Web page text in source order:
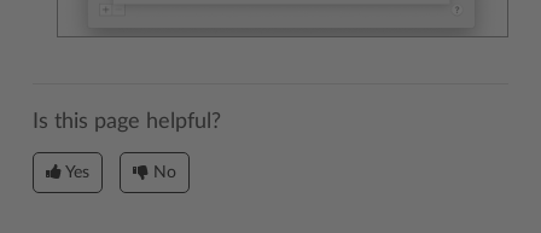
Is this page helpful?
Yes No